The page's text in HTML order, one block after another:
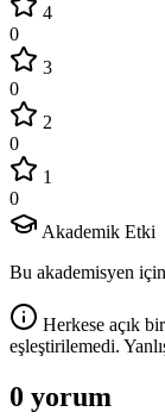
4
0
3
0
2
0
1
0
Akademik Etki
Bu akademisyen
Herkese açık
eşleştirilemedi.
0 yorum